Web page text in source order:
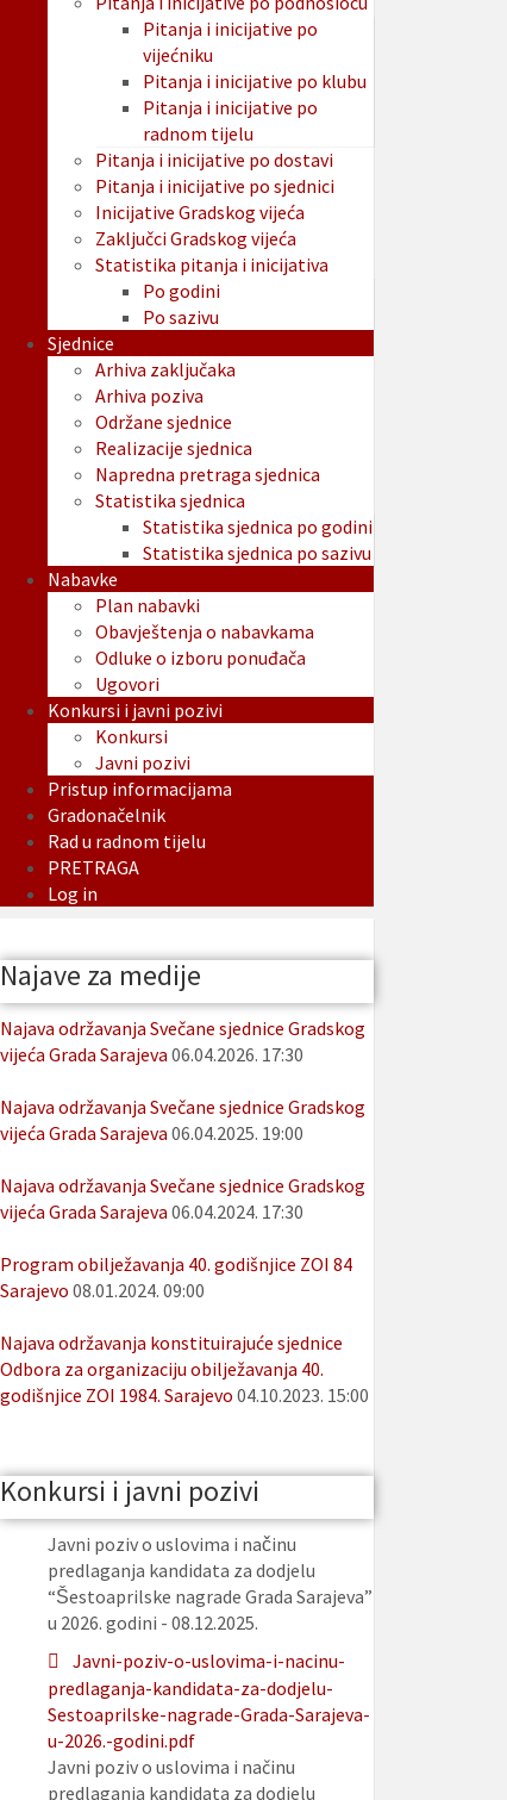
Pitanja i inicijative po
vijećniku
Pitanja i inicijative po klubu
Pitanja i inicijative po
radnom tijelu
Pitanja i inicijative po dostavi
Pitanja i inicijative po sjednici
Inicijative Gradskog vijeća
Zaključci Gradskog vijeća
Statistika pitanja i inicijativa
Po godini
Po sazivu
Sjednice
Arhiva zaključaka
Arhiva poziva
Održane sjednice
Realizacije sjednica
Napredna pretraga sjednica
Statistika sjednica
Statistika sjednica po godini
Statistika sjednica po sazivu
Nabavke
Plan nabavki
Obavještenja o nabavkama
Odluke o izboru ponuđača
Ugovori
Konkursi i javni pozivi
Konkursi
Javni pozivi
Pristup informacijama
Gradonačelnik
Rad u radnom tijelu
PRETRAGA
Log in
Najave za medije
Najava održavanja Svečane sjednice Gradskog
vijeća Grada Sarajeva 06.04.2026. 17:30
Najava održavanja Svečane sjednice Gradskog
vijeća Grada Sarajeva 06.04.2025. 19:00
Najava održavanja Svečane sjednice Gradskog
vijeća Grada Sarajeva 06.04.2024. 17:30
Program obilježavanja 40. godišnjice ZOI 84
Sarajevo 08.01.2024. 09:00
Najava održavanja konstituirajuće sjednice
Odbora za organizaciju obilježavanja 40.
godišnjice ZOI 1984. Sarajevo 04.10.2023. 15:00
Konkursi i javni pozivi
Javni poziv o uslovima i načinu
predlaganja kandidata za dodjelu
“Šestoaprilske nagrade Grada Sarajeva”
u 2026. godini - 08.12.2025.
Javni-poziv-o-uslovima-i-nacinu-
predlaganja-kandidata-za-dodjelu-
Sestoaprilske-nagrade-Grada-Sarajeva-
u-2026.-godini.pdf
Javni poziv o uslovima i načinu
predlaganja kandidata za dodjelu